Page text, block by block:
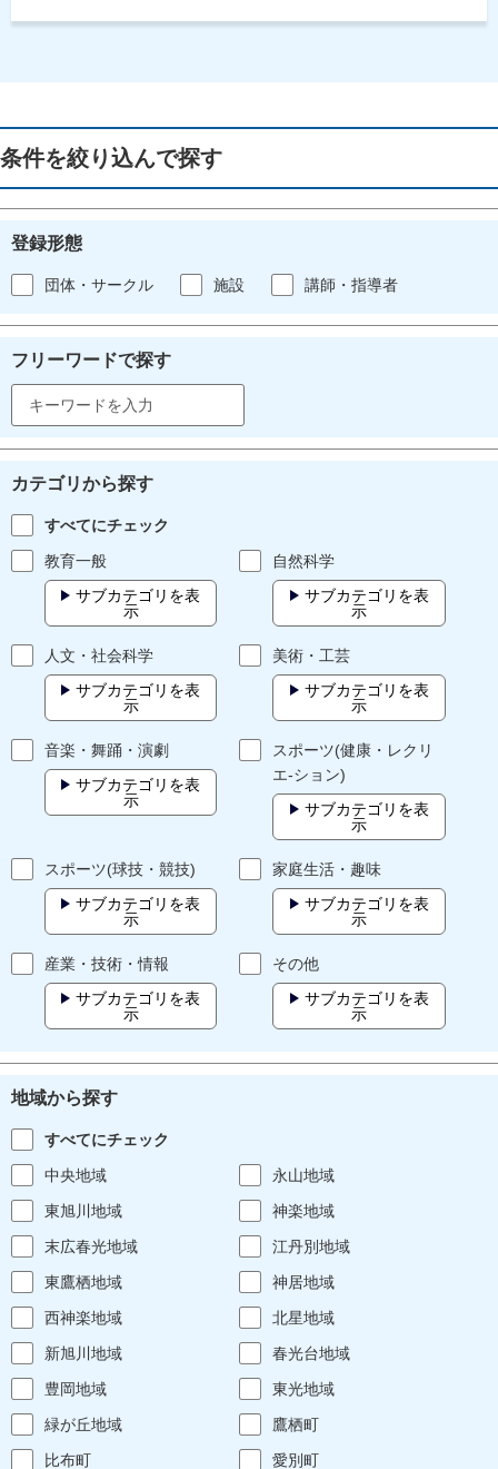
条件を絞り込んで探す
登録形態
団体・サークル 施設 講師・指導者
フリーワードで探す
カテゴリから探す
すべてにチェック
教育一般
サブカテゴリを表
示
自然科学
サブカテゴリを表
示
人文・社会科学
サブカテゴリを表
示
美術・工芸
サブカテゴリを表
示
音楽・舞踊・演劇
サブカテゴリを表
示
スポーツ(健康・レクリ
エ-ション)
サブカテゴリを表
示
スポーツ(球技・競技)
サブカテゴリを表
示
家庭生活・趣味
サブカテゴリを表
示
産業・技術・情報
サブカテゴリを表
示
その他
サブカテゴリを表
示
地域から探す
すべてにチェック
中央地域
永山地域
東旭川地域
神楽地域
末広春光地域
江丹別地域
東鷹栖地域
神居地域
西神楽地域
北星地域
新旭川地域
春光台地域
豊岡地域
東光地域
緑が丘地域
鷹栖町
比布町
愛別町